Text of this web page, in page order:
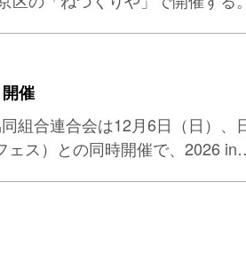
催
組合連合会は12月6日（日）
ェス）との同時開催で、2026